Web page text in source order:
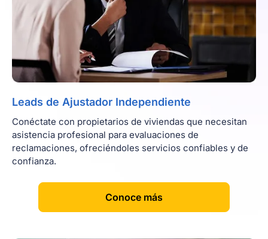
Leads de Ajustador Independiente
Conéctate con propietarios de viviendas que necesitan
asistencia profesional para evaluaciones de
reclamaciones, ofreciéndoles servicios confiables y de
confianza.
[
Conoce más]